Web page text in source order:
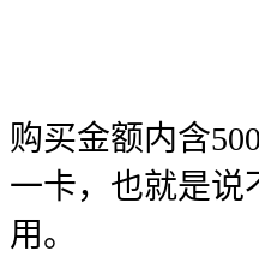
购买金额内含
一卡，也就是说
用。